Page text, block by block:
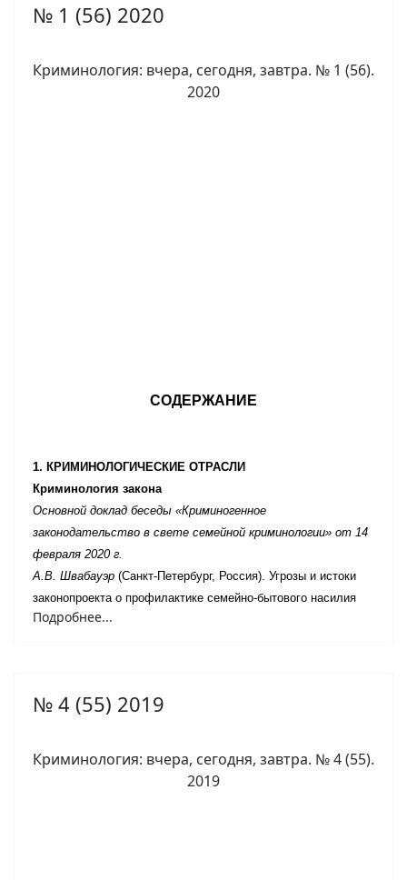
№ 1 (56) 2020
Криминология: вчера, сегодня, завтра. № 1 (56).
2020
СОДЕРЖАНИЕ
1. КРИМИНОЛОГИЧЕСКИЕ ОТРАСЛИ
Криминология закона
Основной доклад беседы «Криминогенное
законодательство в свете семейной криминологии» от 14
февраля 2020 г.
А.В. Швабауэр (Санкт-Петербург, Россия). Угрозы и истоки
законопроекта о профилактике семейно-бытового насилия
Подробнее...
№ 4 (55) 2019
Криминология: вчера, сегодня, завтра. № 4 (55).
2019